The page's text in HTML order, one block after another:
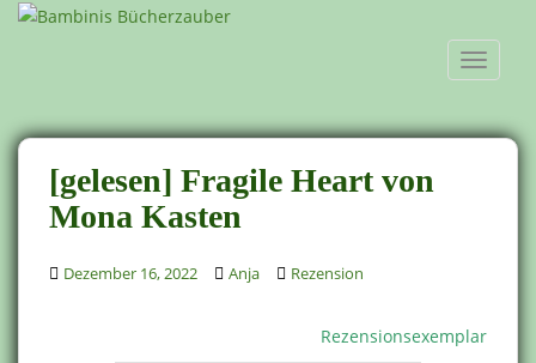
[gelesen] Fragile Heart von
Mona Kasten
Dezember 16, 2022 Anja Rezension
Rezensionsexemplar